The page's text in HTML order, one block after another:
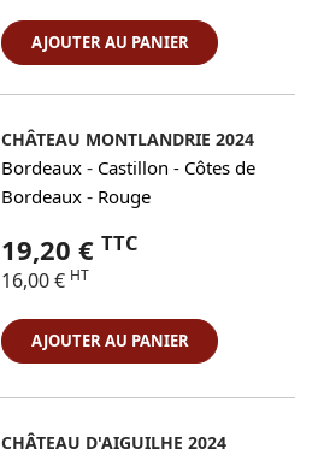
AJOUTER AU PANIER
CHÂTEAU MONTLANDRIE 2024
Bordeaux - Castillon - Côtes de
Bordeaux - Rouge
19,20 € TTC
16,00 € HT
AJOUTER AU PANIER
CHÂTEAU D'AIGUILHE 2024